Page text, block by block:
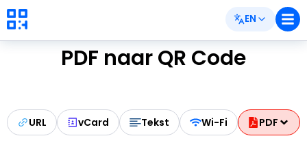
EN
PDF naar QR Code
URL vCard Tekst Wi-Fi PDF